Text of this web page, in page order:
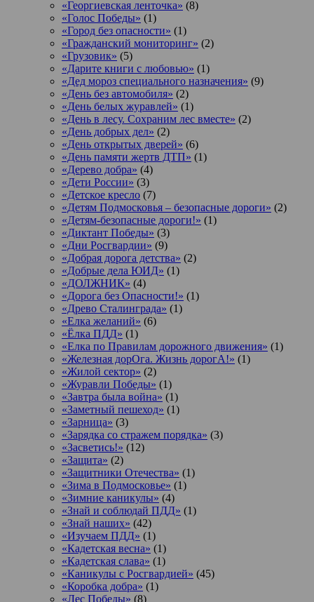
«Георгиевская ленточка» (8)
«Голос Победы» (1)
«Город без опасности» (1)
«Гражданский мониторинг» (2)
«Грузовик» (5)
«Дарите книги с любовью» (1)
«Дед мороз специального назначения» (9)
«День без автомобиля» (2)
«День белых журавлей» (1)
«День в лесу. Сохраним лес вместе» (2)
«День добрых дел» (2)
«День открытых дверей» (6)
«День памяти жертв ДТП» (1)
«Дерево добра» (4)
«Дети России» (3)
«Детское кресло (7)
«Детям Подмосковья – безопасные дороги» (2)
«Детям-безопасные дороги!» (1)
«Диктант Победы» (3)
«Дни Росгвардии» (9)
«Добрая дорога детства» (2)
«Добрые дела ЮИД» (1)
«ДОЛЖНИК» (4)
«Дорога без Опасности!» (1)
«Древо Сталинграда» (1)
«Елка желаний» (6)
«Ёлка ПДД» (1)
«Елка по Правилам дорожного движения» (1)
«Железная дорОга. Жизнь дорогА!» (1)
«Жилой сектор» (2)
«Журавли Победы» (1)
«Завтра была война» (1)
«Заметный пешеход» (1)
«Зарница» (3)
«Зарядка со стражем порядка» (3)
«Засветись!» (12)
«Защита» (2)
«Защитники Отечества» (1)
«Зима в Подмосковье» (1)
«Зимние каникулы» (4)
«Знай и соблюдай ПДД» (1)
«Знай наших» (42)
«Изучаем ПДД» (1)
«Кадетская весна» (1)
«Кадетская слава» (1)
«Каникулы с Росгвардией» (45)
«Коробка добра» (1)
«Лес Победы» (8)